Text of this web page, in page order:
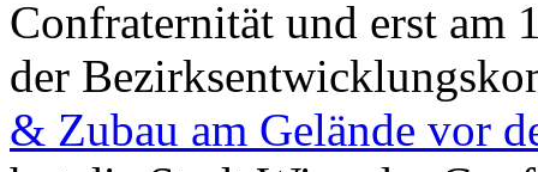
Confraternität und erst am
der
& Zubau am Gelände vor